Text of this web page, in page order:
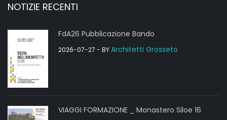
NOTIZIE RECENTI
FdA26 Pubblicazione Bando
2026-07-27 - BYArchitetti Grosseto
VIAGGI FORMAZIONE _ Monastero Siloe 16